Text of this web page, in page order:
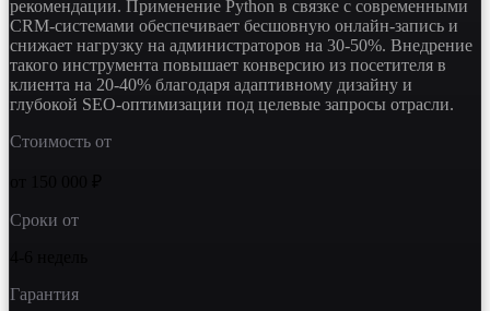
рекомендации. Применение Python в связке с современными
CRM-системами обеспечивает бесшовную онлайн-запись и
снижает нагрузку на администраторов на 30-50%. Внедрение
такого инструмента повышает конверсию из посетителя в
клиента на 20-40% благодаря адаптивному дизайну и
глубокой SEO-оптимизации под целевые запросы отрасли.
Стоимость от
Сроки от
Гарантия